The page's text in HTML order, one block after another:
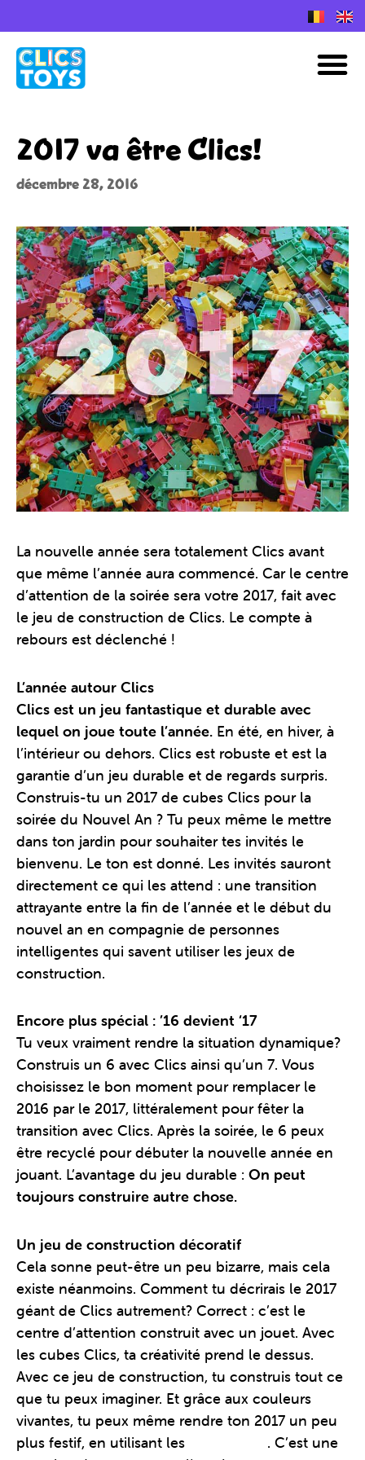
2017 va être Clics!
décembre 28, 2016
La nouvelle année sera totalement Clics avant
que même l’année aura commencé. Car le centre
d’attention de la soirée sera votre 2017, fait avec
le jeu de construction de Clics. Le compte à
rebours est déclenché !
L’année autour Clics
Clics est un jeu fantastique et durable avec
lequel on joue toute l’année. En été, en hiver, à
l’intérieur ou dehors. Clics est robuste et est la
garantie d’un jeu durable et de regards surpris.
Construis-tu un 2017 de cubes Clics pour la
soirée du Nouvel An ? Tu peux même le mettre
dans ton jardin pour souhaiter tes invités le
bienvenu. Le ton est donné. Les invités sauront
directement ce qui les attend : une transition
attrayante entre la fin de l’année et le début du
nouvel an en compagnie de personnes
intelligentes qui savent utiliser les jeux de
construction.
Encore plus spécial : ’16 devient ‘17
Tu veux vraiment rendre la situation dynamique?
Construis un 6 avec Clics ainsi qu’un 7. Vous
choisissez le bon moment pour remplacer le
2016 par le 2017, littéralement pour fêter la
transition avec Clics. Après la soirée, le 6 peux
être recyclé pour débuter la nouvelle année en
jouant. L’avantage du jeu durable : On peut
toujours construire autre chose.
Un jeu de construction décoratif
Cela sonne peut-être un peu bizarre, mais cela
existe néanmoins. Comment tu décrirais le 2017
géant de Clics autrement? Correct : c’est le
centre d’attention construit avec un jouet. Avec
les cubes Clics, ta créativité prend le dessus.
Avec ce jeu de construction, tu construis tout ce
que tu peux imaginer. Et grâce aux couleurs
vivantes, tu peux même rendre ton 2017 un peu
plus festif, en utilisant les
. C’est une